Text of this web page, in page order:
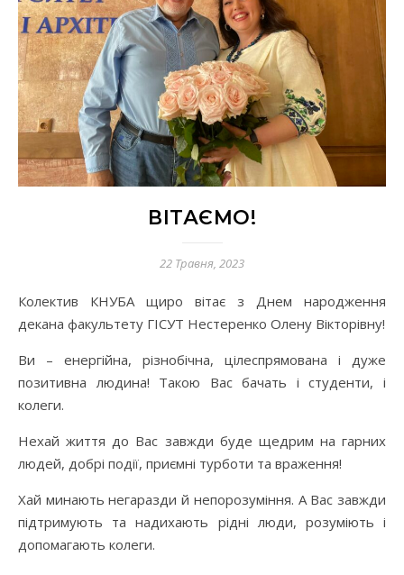
ВІТАЄМО!
22 Травня, 2023
Колектив КНУБА щиро вітає з Днем народження
декана факультету ГІСУТ Нестеренко Олену Вікторівну!
Ви – енергійна, різнобічна, цілеспрямована і дуже
позитивна людина! Такою Вас бачать і студенти, і
колеги.
Нехай життя до Вас завжди буде щедрим на гарних
людей, добрі події, приємні турботи та враження!
Хай минають негаразди й непорозуміння. А Вас завжди
підтримують та надихають рідні люди, розуміють і
допомагають колеги.